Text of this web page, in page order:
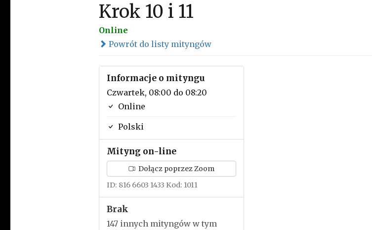
Krok 10 i 11
Online
Powrót do listy mityngów
Informacje o mityngu
Czwartek, 08:00 do 08:20
Online
Polski
Mityng on-line
Dołącz poprzez Zoom
ID: 816 6603 1433 Kod: 1011
Brak
147 innych mityngów w tym